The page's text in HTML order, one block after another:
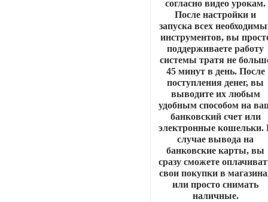
согласно видео урокам.
После настройки и
запуска всех
инструментов, вы
поддерживаете работу
системы тратя не
45 минут в день. После
поступления денег, вы
выводите их любым
удобным способом на
банковский счет или
электронные кошельки.
случае вывода на
банковские карты, вы
сразу сможете
свои покупки в
или просто снимать
наличные.